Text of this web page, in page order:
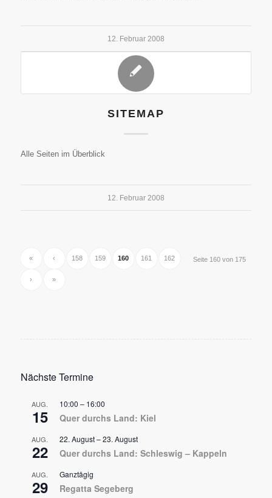
12. Februar 2008
SITEMAP
Alle Seiten im Überblick
12. Februar 2008
Seite 160 von 175
« ‹ 158 159 160 161 162
› »
Nächste Termine
AUG.
15
10:00 – 16:00
Quer durchs Land: Kiel
AUG.
22
22. August–23. August
Quer durchs Land: Schleswig – Kappeln
AUG.
29
Ganztägig
Regatta Segeberg